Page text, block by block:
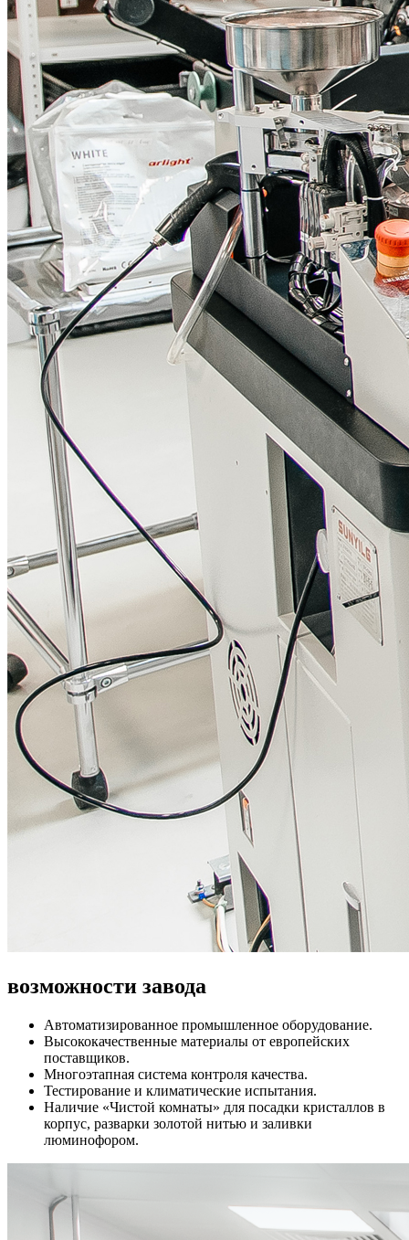
возможности завода
Автоматизированное промышленное оборудование.
Высококачественные материалы от европейских
поставщиков.
Многоэтапная система контроля качества.
Тестирование и климатические испытания.
Наличие «Чистой комнаты» для посадки кристаллов в
корпус, разварки золотой нитью и заливки
люминофором.